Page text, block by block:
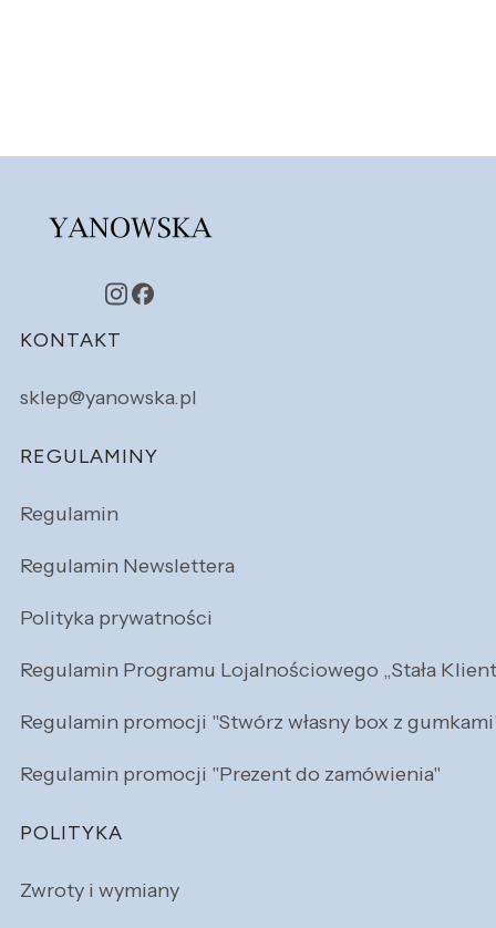
Linki w stopce
KONTAKT
sklep@yanowska.pl
REGULAMINY
Regulamin
Regulamin Newslettera
Polityka prywatności
Regulamin Programu Lojalnościowego „Stała
Regulamin promocji "Stwórz własny box z
Regulamin promocji "Prezent do zamówienia"
POLITYKA
Zwroty i wymiany